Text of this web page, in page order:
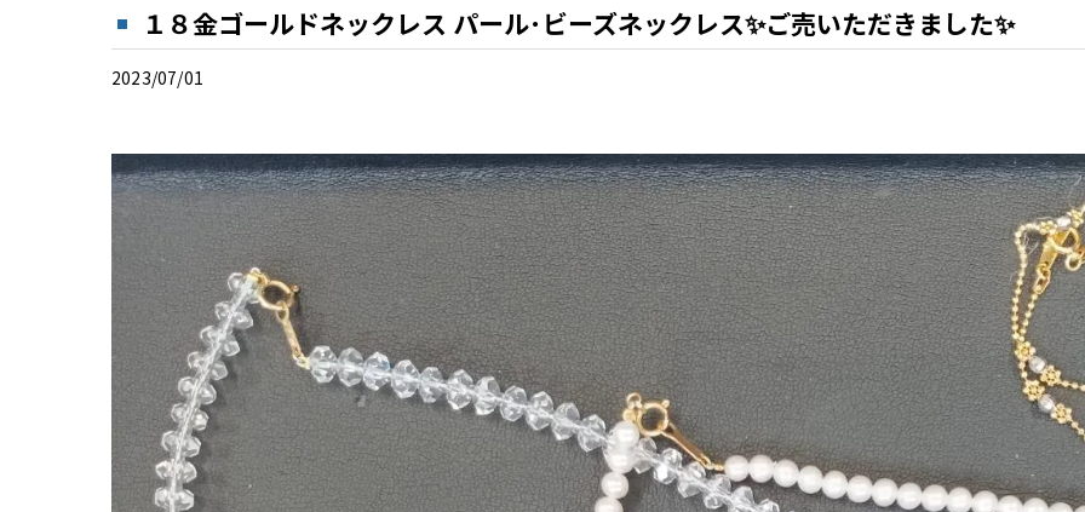
１８金ゴールドネックレス パール･ビーズネックレス✨ご売いただきました✨
2023/07/01